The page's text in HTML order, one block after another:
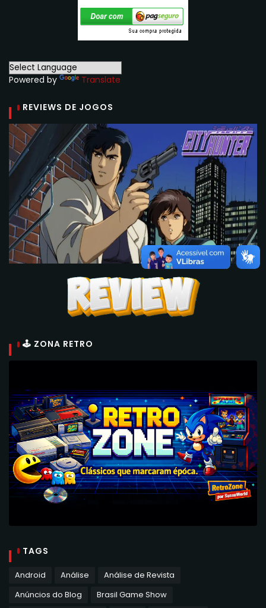
Powered by Translate
REVIEWS DE JOGOS
🕹 ZONA RETRO
TAGS
Android Análise
Análise de Revista
Anúncios do Blog
Brasil Game Show